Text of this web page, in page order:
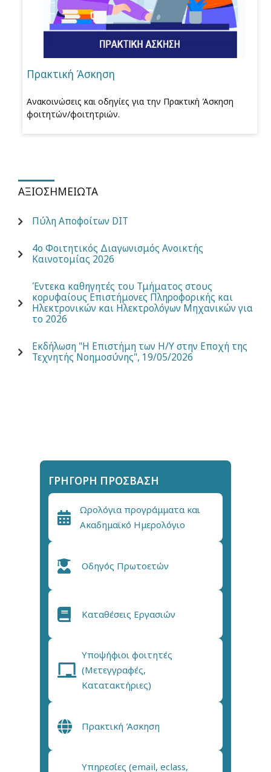
Πρακτική Άσκηση
Ανακοινώσεις και οδηγίες για την Πρακτική Άσκηση
φοιτητών/φοιτητριών.
ΑΞΙΟΣΗΜΕΊΩΤΑ
Πύλη Αποφοίτων DIT
4ο Φοιτητικός Διαγωνισμός Ανοικτής
Καινοτομίας 2026
Έντεκα καθηγητές του Τμήματος στους
κορυφαίους Επιστήμονες Πληροφορικής και
Ηλεκτρονικών και Ηλεκτρολόγων Μηχανικών για
το 2026
Εκδήλωση "Η Επιστήμη των Η/Υ στην Εποχή της
Τεχνητής Νοημοσύνης", 19/05/2026
ΓΡΉΓΟΡΗ ΠΡΌΣΒΑΣΗ
Ωρολόγια προγράμματα και
Ακαδημαϊκό Ημερολόγιο
Οδηγός Πρωτοετών
Καταθέσεις Εργασιών
Υποψήφιοι φοιτητές
(Μετεγγραφές,
Κατατακτήριες)
Πρακτική Άσκηση
Υπηρεσίες (email, eclass,